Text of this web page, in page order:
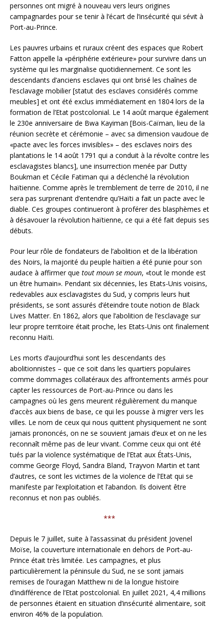
personnes ont migré à nouveau vers leurs origines
campagnardes pour se tenir à l’écart de l’insécurité qui sévit à
Port-au-Prince.
Les pauvres urbains et ruraux créent des espaces que Robert
Fatton appelle la «périphérie extérieure» pour survivre dans un
système qui les marginalise quotidiennement. Ce sont les
descendants d’anciens esclaves qui ont brisé les chaînes de
l’esclavage mobilier [statut des esclaves considérés comme
meubles] et ont été exclus immédiatement en 1804 lors de la
formation de l’Etat postcolonial. Le 14 août marque également
le 230e anniversaire de Bwa Kayiman [Bois-Caïman, lieu de la
réunion secrète et cérémonie – avec sa dimension vaudoue de
«pacte avec les forces invisibles» – des esclaves noirs des
plantations le 14 août 1791 qui a conduit à la révolte contre les
esclavagistes blancs], une insurrection menée par Dutty
Boukman et Cécile Fatiman qui a déclenché la révolution
haïtienne. Comme après le tremblement de terre de 2010, il ne
sera pas surprenant d’entendre qu’Haïti a fait un pacte avec le
diable. Ces groupes continueront à proférer des blasphèmes et
à désavouer la révolution haïtienne, ce qui a été fait depuis ses
débuts.
Pour leur rôle de fondateurs de l’abolition et de la libération
des Noirs, la majorité du peuple haïtien a été punie pour son
audace à affirmer que tout moun se moun, «tout le monde est
un être humain». Pendant six décennies, les Etats-Unis voisins,
redevables aux esclavagistes du Sud, y compris leurs huit
présidents, se sont assurés d’éteindre toute notion de Black
Lives Matter. En 1862, alors que l’abolition de l’esclavage sur
leur propre territoire était proche, les Etats-Unis ont finalement
reconnu Haïti.
Les morts d’aujourd’hui sont les descendants des
abolitionnistes – que ce soit dans les quartiers populaires
comme dommages collatéraux des affrontements armés pour
capter les ressources de Port-au-Prince ou dans les
campagnes où les gens meurent régulièrement du manque
d’accès aux biens de base, ce qui les pousse à migrer vers les
villes. Le nom de ceux qui nous quittent physiquement ne sont
jamais prononcés, on ne se souvient jamais d’eux et on ne les
reconnaît même pas de leur vivant. Comme ceux qui ont été
tués par la violence systématique de l’Etat aux États-Unis,
comme George Floyd, Sandra Bland, Trayvon Martin et tant
d’autres, ce sont les victimes de la violence de l’Etat qui se
manifeste par l’exploitation et l’abandon. Ils doivent être
reconnus et non pas oubliés.
***
Depuis le 7 juillet, suite à l’assassinat du président Jovenel
Moïse, la couverture internationale en dehors de Port-au-
Prince était très limitée. Les campagnes, et plus
particulièrement la péninsule du Sud, ne se sont jamais
remises de l’ouragan Matthew ni de la longue histoire
d’indifférence de l’Etat postcolonial. En juillet 2021, 4,4 millions
de personnes étaient en situation d’insécurité alimentaire, soit
environ 46% de la population.